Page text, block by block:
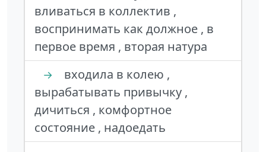
вливаться в коллектив ,
воспринимать как должное , в
первое время , вторая натура
→
входила в колею ,
вырабатывать привычку ,
дичиться , комфортное
состояние , надоедать